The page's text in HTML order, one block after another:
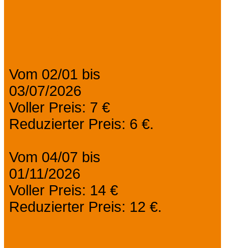
Vom 02/01 bis
03/07/2026
Voller Preis: 7 €
Reduzierter Preis: 6 €.
Vom 04/07 bis
01/11/2026
Voller Preis: 14 €
Reduzierter Preis: 12 €.